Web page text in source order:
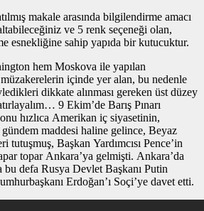
makale arasında bilgilendirme amacı
ve 5 renk seçeneği olan,
esnekliğine sahip yapıda bir kutucuktur.
hem Moskova ile yapılan
içinde yer alan, bu nedenle
dikkate alınması gereken üst düzey
9 Ekim’de Barış Pınarı
hızlıca Amerikan iç siyasetinin,
gündem maddesi haline gelince, Beyaz
tutuşmuş, Başkan Yardımcısı Pence’in
topar Ankara’ya gelmişti. Ankara’da
bu defa Rusya Devlet Başkanı Putin
Erdoğan’ı Soçi’ye davet etti.